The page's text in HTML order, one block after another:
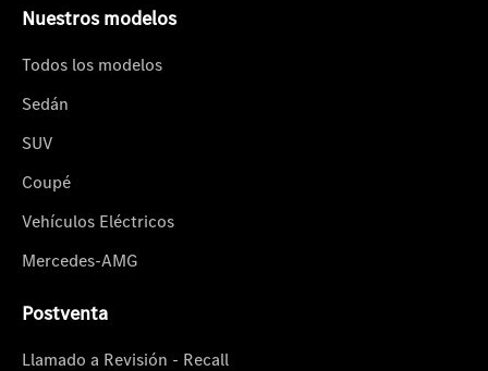
Nuestros modelos
Todos los modelos
Sedán
SUV
Coupé
Vehículos Eléctricos
Mercedes-AMG
Postventa
Llamado a Revisión - Recall